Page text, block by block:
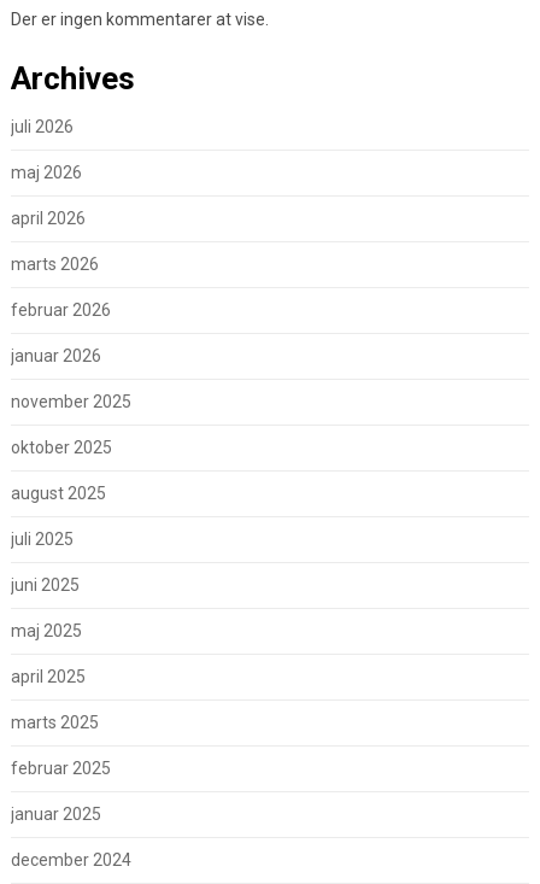
Der er ingen kommentarer at vise.
Archives
juli 2026
maj 2026
april 2026
marts 2026
februar 2026
januar 2026
november 2025
oktober 2025
august 2025
juli 2025
juni 2025
maj 2025
april 2025
marts 2025
februar 2025
januar 2025
december 2024